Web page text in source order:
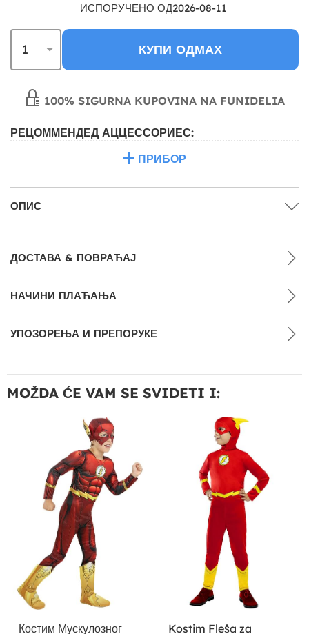
ИСПОРУЧЕНО ОД2026-08-11
КУПИ ОДМАХ
100% SIGURNA KUPOVINA NA FUNIDELIA
РЕЦОММЕНДЕД АЦЦЕССОРИЕС:
ПРИБОР
ОПИС
ДОСТАВА & ПОВРАЋАЈ
НАЧИНИ ПЛАЋАЊА
УПОЗОРЕЊА И ПРЕПОРУКЕ
MOŽDA ĆE VAM SE SVIDETI I:
Костим Мускулозног Kostim Fleša za